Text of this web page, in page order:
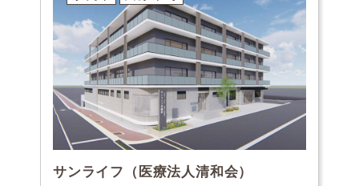
サンライフ（医療法人清和会）